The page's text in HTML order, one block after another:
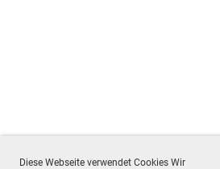
Diese Webseite verwendet Cookies Wir